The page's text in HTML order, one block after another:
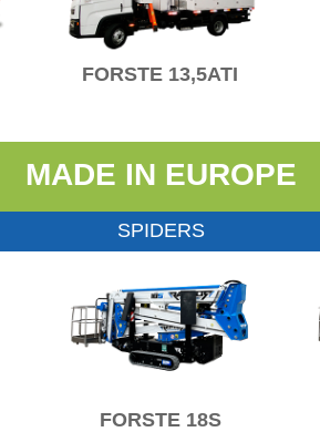
FORSTE 13,5ATI
MADE IN EUROPE
SPIDERS
FORSTE 18S